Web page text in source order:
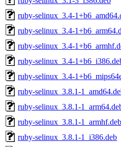
ruby-selinux_3.4-
ruby-selinux_3.4-
ruby-selinux_3.4-
ruby-selinux_3.4-
ruby-selinux_3.4-
ruby-selinux_3.8.1-
ruby-selinux_3.8.1-
ruby-selinux_3.8.1-1_armhf.deb
ruby-selinux_3.8.1-1_i386.deb